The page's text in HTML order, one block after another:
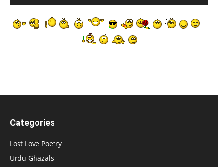
Categories
Lost Love Poetry
Urdu Ghazals